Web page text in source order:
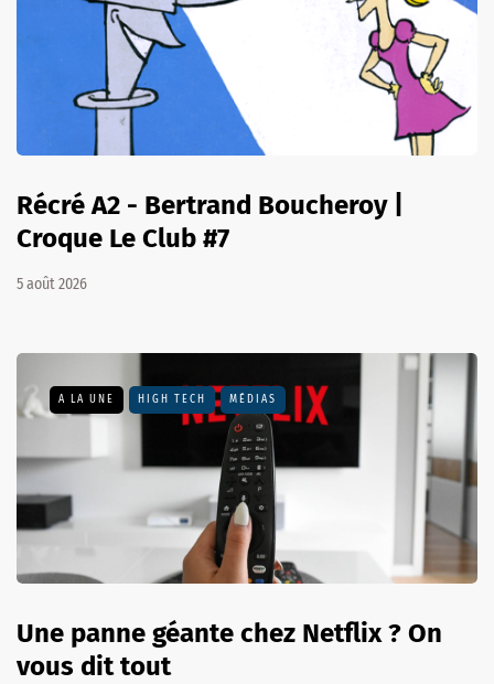
Récré A2 - Bertrand Boucheroy |
Croque Le Club #7
5 août 2026
A LA UNE HIGH TECH MÉDIAS
Une panne géante chez Netflix ? On
vous dit tout